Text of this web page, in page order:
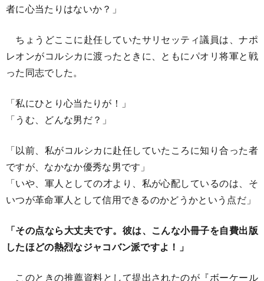
者に心当たりはないか？」
ちょうどここに赴任していたサリセッティ議員は、ナポ
レオンがコルシカに渡ったときに、ともにパオリ将軍と戦
った同志でした。
「私にひとり心当たりが！」
「うむ、どんな男だ？」
「以前、私がコルシカに赴任していたころに知り合った者
ですが、なかなか優秀な男です」
「いや、軍人としての才より、私が心配しているのは、そ
いつが革命軍人として信用できるのかどうかという点だ」
「その点なら大丈夫です。彼は、こんな小冊子を自費出版
したほどの熱烈なジャコバン派ですよ！」
このときの推薦資料として提出されたのが『ボーケール